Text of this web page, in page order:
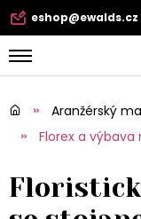
eshop@ewalds.cz
Aranžérský
Florex a výbava